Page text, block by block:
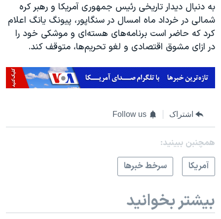
به دنبال دیدار تاریخی رئیس جمهوری آمریکا و رهبر کره
شمالی در خرداد ماه امسال در سنگاپور، پیونگ یانگ اعلام
کرد که حاضر است برنامه‌های هسته‌ای و موشکی خود را
در ازای مشوق‌ اقتصادی و لغو تحریم‌ها، متوقف کند.
اشتراک Follow us
همچنبن ببینید:
آمريکا
سرخط خبرها
بیشتر بخوانید